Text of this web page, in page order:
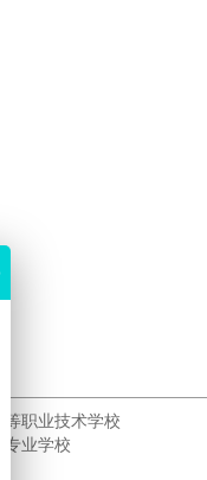
等职业技术学校
专业学校